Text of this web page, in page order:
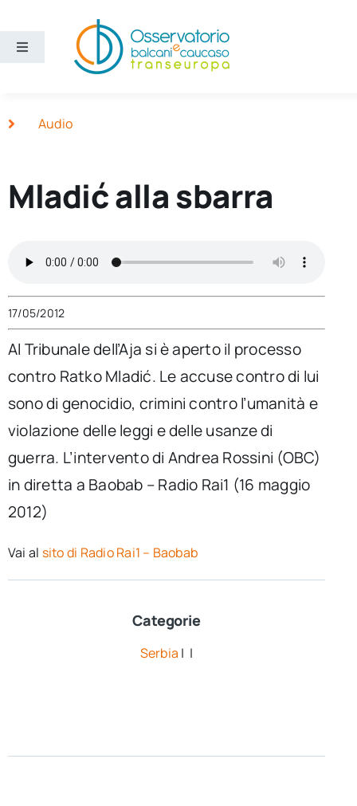
contenuto
Toggle
Ricerca e divulgazione
Chi siamo
Cerca
per:
Newsletter
Ita
Audio
Mladić alla sbarra
17/05/2012
Al Tribunale dell’Aja si è aperto il processo
contro Ratko Mladić. Le accuse contro di lui
sono di genocidio, crimini contro l’umanità e
violazione delle leggi e delle usanze di
guerra. L’intervento di Andrea Rossini (OBC)
in diretta a Baobab – Radio Rai1 (16 maggio
2012)
Vai al sito di Radio Rai1 – Baobab
Categorie
Serbia | |